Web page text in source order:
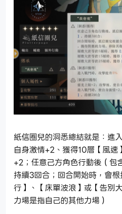
紙信圈兒的洞悉總結就是：進
自身激情+2、獲得10層【風
+2；任意己方角色行動後（包
持續3回合；回合開始時，會
行】、【床單波浪】或【告別
力場是指自己的其他力場）